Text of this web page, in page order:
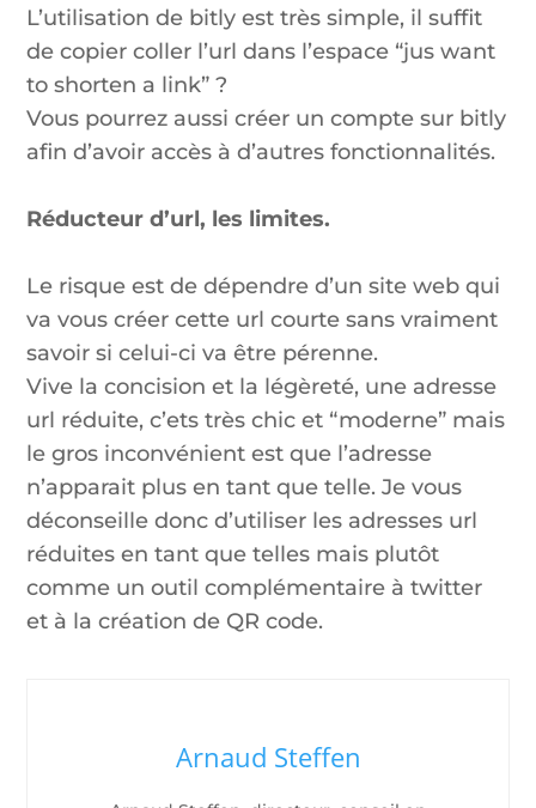
L’utilisation de bitly est très simple, il suffit
de copier coller l’url dans l’espace “jus want
to shorten a link” ?
Vous pourrez aussi créer un compte sur bitly
afin d’avoir accès à d’autres fonctionnalités.
Réducteur d’url, les limites.
Le risque est de dépendre d’un site web qui
va vous créer cette url courte sans vraiment
savoir si celui-ci va être pérenne.
Vive la concision et la légèreté, une adresse
url réduite, c’ets très chic et “moderne” mais
le gros inconvénient est que l’adresse
n’apparait plus en tant que telle. Je vous
déconseille donc d’utiliser les adresses url
réduites en tant que telles mais plutôt
comme un outil complémentaire à twitter
et à la création de QR code.
Arnaud Steffen